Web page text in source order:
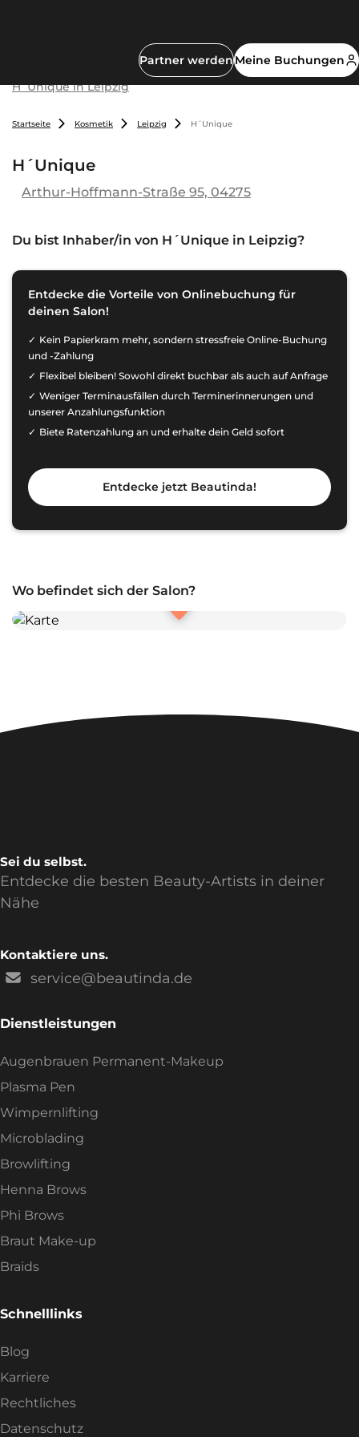
Partner werdenMeine Buchungen
H´Unique in Leipzig
Startseite Kosmetik Leipzig H´Unique
H´Unique
Arthur-Hoffmann-Straße 95, 04275
Du bist Inhaber/in von H´Unique in Leipzig?
Entdecke die Vorteile von Onlinebuchung für
deinen Salon!
Kein Papierkram mehr, sondern stressfreie Online-Buchung
und -Zahlung
Flexibel bleiben! Sowohl direkt buchbar als auch auf Anfrage
Weniger Terminausfällen durch Terminerinnerungen und
unserer Anzahlungsfunktion
Biete Ratenzahlung an und erhalte dein Geld sofort
Entdecke jetzt Beautinda!
Wo befindet sich der Salon?
Sei du selbst.
Entdecke die besten Beauty-Artists in deiner
Nähe
Kontaktiere uns.
service@beautinda.de
Dienstleistungen
Augenbrauen Permanent-Makeup
Plasma Pen
Wimpernlifting
Microblading
Browlifting
Henna Brows
Phi Brows
Braut Make-up
Braids
Schnelllinks
Blog
Karriere
Rechtliches
Datenschutz